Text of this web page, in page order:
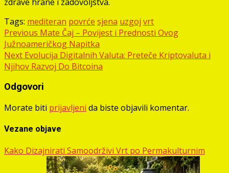
Tags: mediteran povrće sjena uzgoj vrt
Post
navigation
Previous Mate Čaj – Povijest i Prednosti Ovog
Južnoameričkog Napitka
Next Evolucija Digitalnih Valuta: Preteče Kriptovaluta i
Njihov Razvoj Do Bitcoina
Odgovori
Morate biti prijavljeni da biste objavili komentar.
Vezane objave
Kako Dizajnirati Samoodrživi Vrt po Permakulturnim